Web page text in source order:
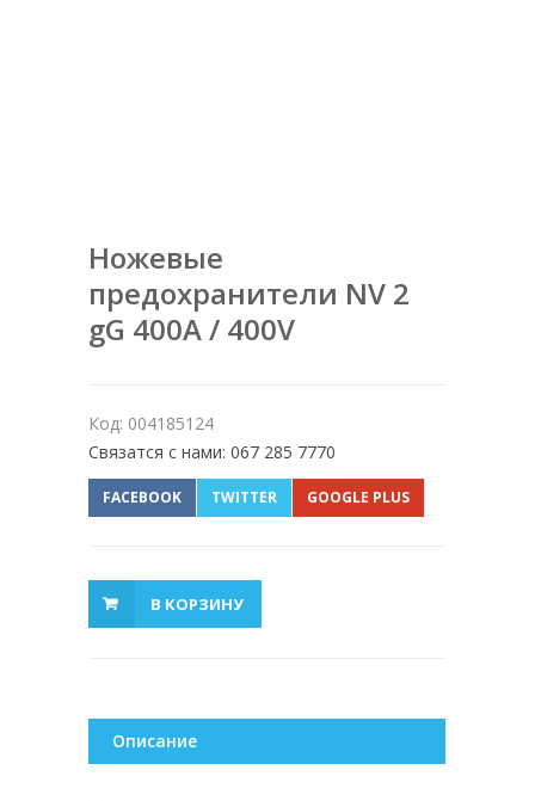
Ножевые
предохранители NV 2
gG 400A / 400V
Код: 004185124
Связатся с нами: 067 285 7770
FACEBOOK TWITTER GOOGLE PLUS
В КОРЗИНУ
Описание